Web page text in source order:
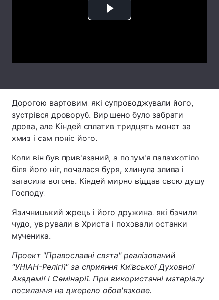
Погода
Відео з Youtube Статті
Інтерв'ю Думки
Архів Вакансії
Послуги
Тема оформлення
Play
Дорогою вартовим, які супроводжували його,
зустрівся дроворуб. Вирішено було забрати
дрова, але Кіндей сплатив тридцять монет за
хмиз і сам поніс його.
Коли він був прив'язаний, а полум'я палахкотіло
біля його ніг, почалася буря, хлинула злива і
загасила вогонь. Кіндей мирно віддав свою душу
Господу.
Язичницький жрець і його дружина, які бачили
чудо, увірували в Христа і поховали останки
мученика.
Проект "Православні свята" реалізований
"УНІАН-Релігії" за сприяння Київської Духовної
Академії і Семінарії. При використанні матеріалу
посилання на джерело обов'язкове.